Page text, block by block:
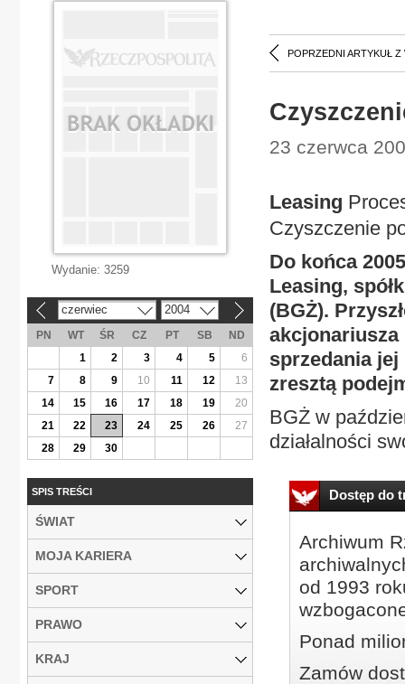
POPRZEDNI ARTYKUŁ Z
23 czerwca
Leasing
Czyszczenie
Do końca
Leasing,
(BGŻ).
akcjonariusza
sprzedania jej
zresztą
BGŻ w
działalności
Dostęp do
Archiwum
od 1993
Ponad
Zamów
Wydanie: 3259
czerwiec 2004
PN WT ŚR CZ PT SB
ND
1
2 3 4 5
6
7
8 9 10 11 12
13
14
15 16 17 18 19
20
21
22 23 24 25 26
27
28
29 30
SPIS TREŚCI
ŚWIAT
MOJA KARIERA
SPORT
PRAWO
KRAJ